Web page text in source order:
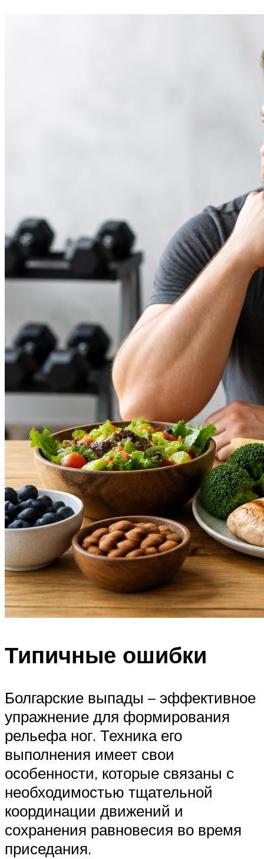
Типичные ошибки
Болгарские выпады – эффективное
упражнение для формирования
рельефа ног. Техника его
выполнения имеет свои
особенности, которые связаны с
необходимостью тщательной
координации движений и
сохранения равновесия во время
приседания.